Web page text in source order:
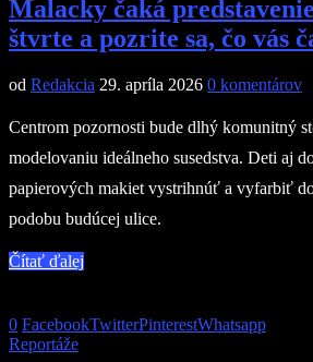
Malacky čaká
štvrte a pozrite sa, čo vás
od Redakcia 29. apríla 2026 0 komentárov
Centrom pozornosti bude dlhý komunitný
modelovaniu ideálneho susedstva. Deti aj
papierových makiet vystrihnúť a vyfarbiť
podobu budúcej ulice.
Čítať ďalej
0 FacebookTwitterPinterestWhatsapp
Reportáže